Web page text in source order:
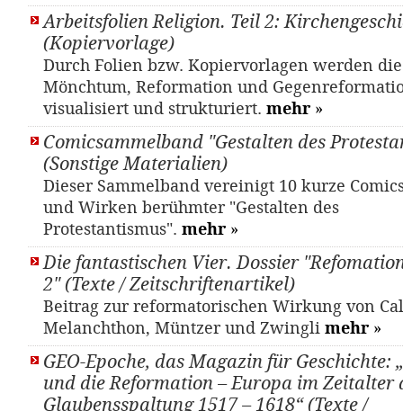
Arbeitsfolien Religion. Teil 2:
(Kopiervorlage)
Durch Folien bzw. Kopiervorlagen werden
Mönchtum, Reformation und
visualisiert und strukturiert. mehr »
Comicsammelband "Gestalten des
(Sonstige Materialien)
Dieser Sammelband vereinigt 10 kurze
und Wirken berühmter "Gestalten des
Protestantismus". mehr »
Die fantastischen Vier. Dossier
2" (Texte / Zeitschriftenartikel)
Beitrag zur reformatorischen Wirkung von
Melanchthon, Müntzer und Zwingli mehr »
GEO-Epoche, das Magazin für
und die Reformation – Europa im Zeitalter
Glaubensspaltung 1517 – 1618“ (Texte /